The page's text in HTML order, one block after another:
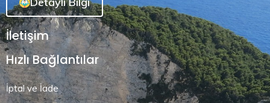
İletişim
Hızlı Bağlantılar
İptal ve İade